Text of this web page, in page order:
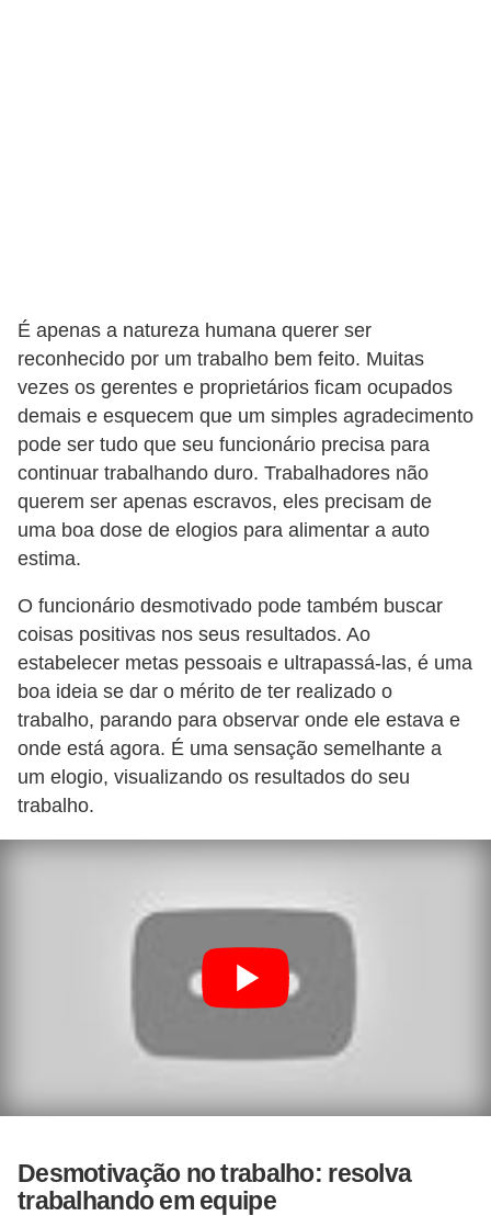
É apenas a natureza humana querer ser
reconhecido por um trabalho bem feito. Muitas
vezes os gerentes e proprietários ficam ocupados
demais e esquecem que um simples agradecimento
pode ser tudo que seu funcionário precisa para
continuar trabalhando duro. Trabalhadores não
querem ser apenas escravos, eles precisam de
uma boa dose de elogios para alimentar a auto
estima.
O funcionário desmotivado pode também buscar
coisas positivas nos seus resultados. Ao
estabelecer metas pessoais e ultrapassá-las, é uma
boa ideia se dar o mérito de ter realizado o
trabalho, parando para observar onde ele estava e
onde está agora. É uma sensação semelhante a
um elogio, visualizando os resultados do seu
trabalho.
Desmotivação no trabalho: resolva
trabalhando em equipe
T
E
M
o
t
i
v
ã
o
n
o
r
a
a